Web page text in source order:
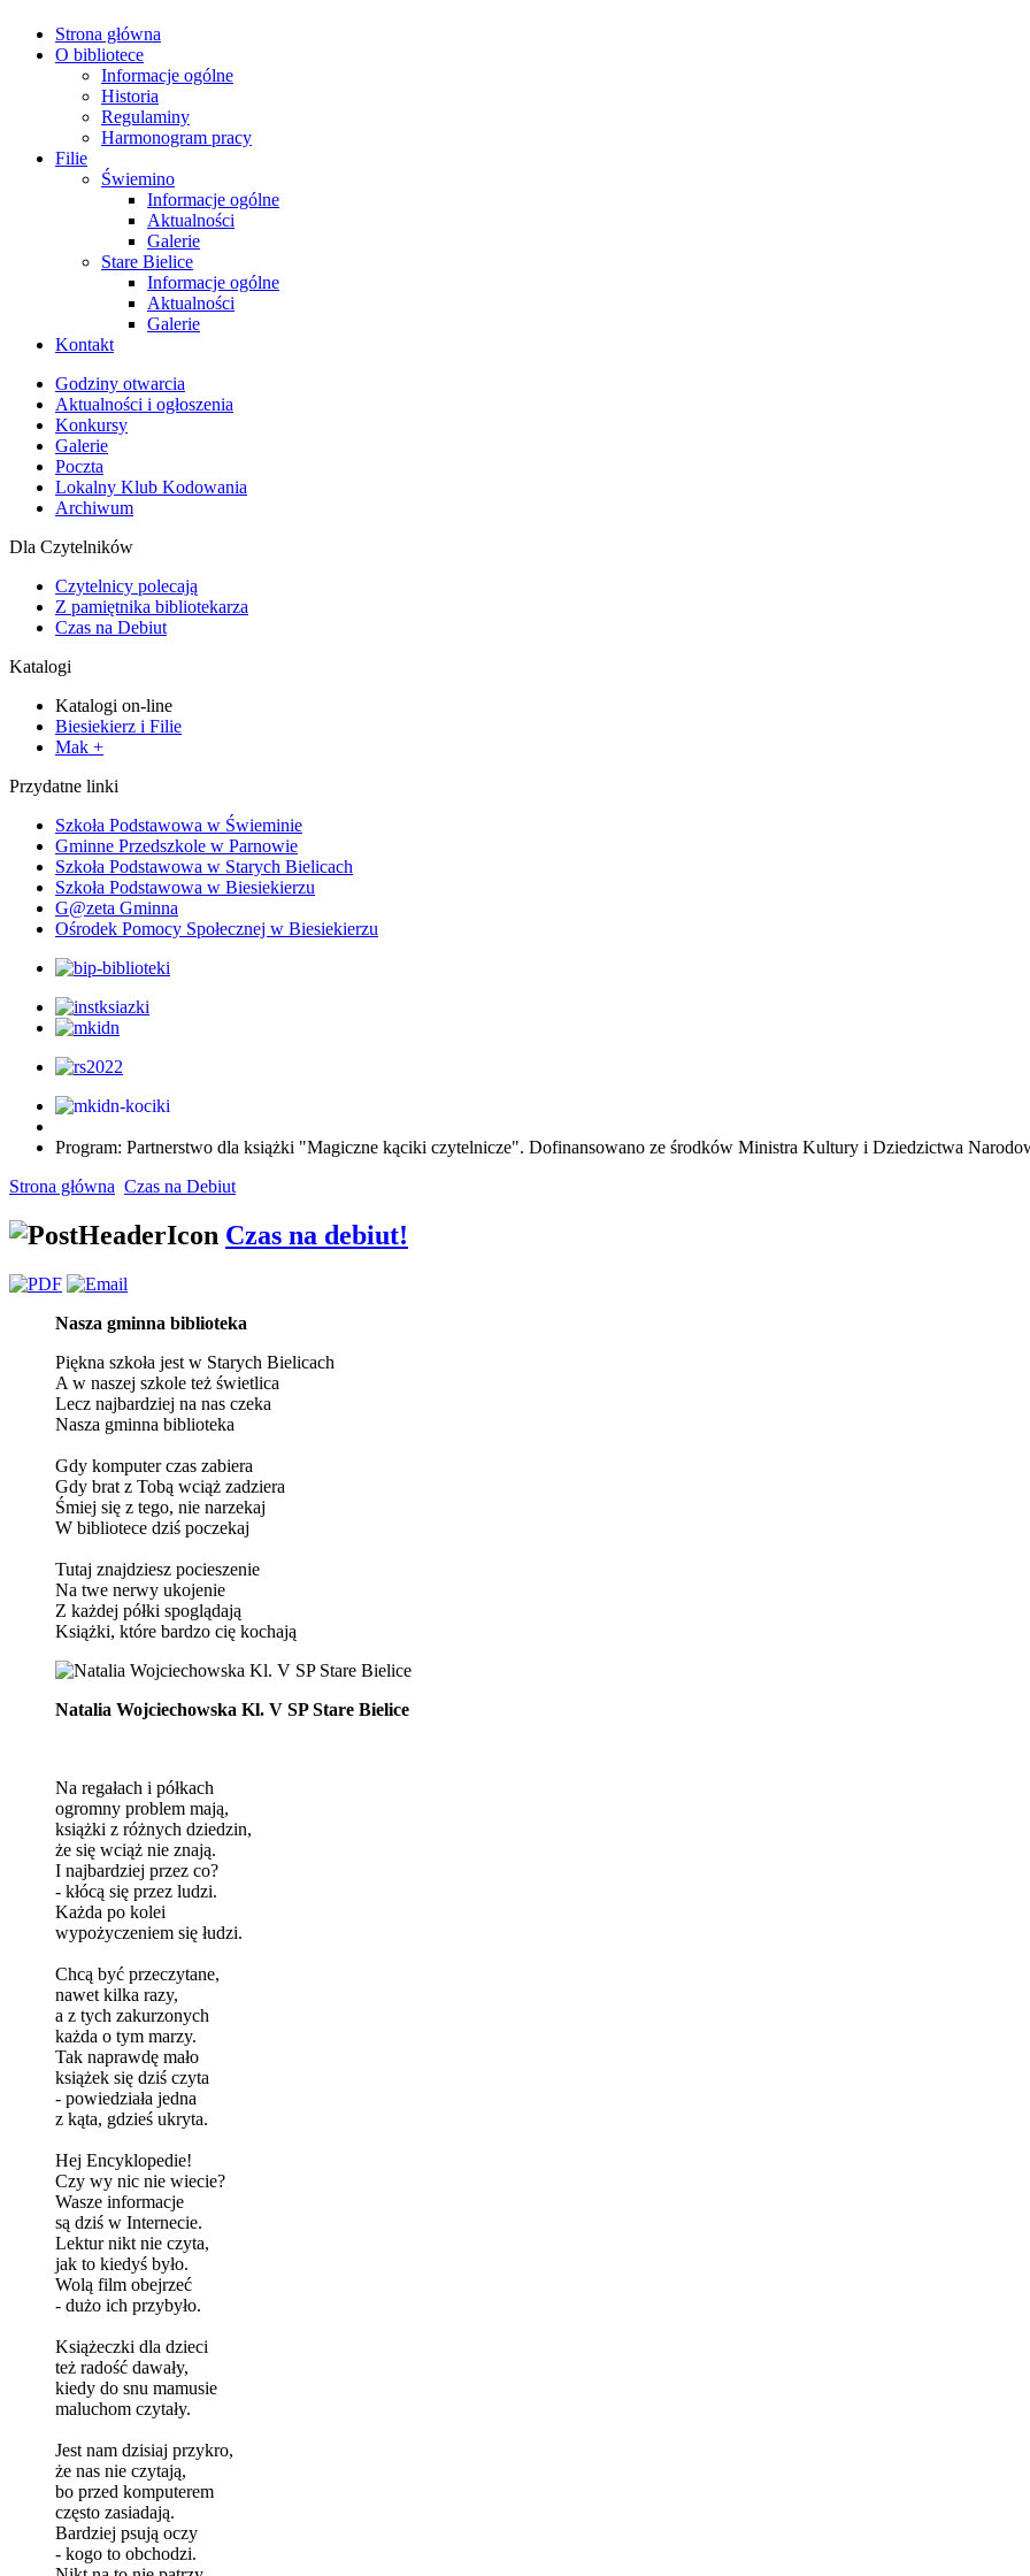
Strona główna
O bibliotece
Informacje ogólne
Historia
Regulaminy
Harmonogram pracy
Filie
Świemino
Informacje ogólne
Aktualności
Galerie
Stare Bielice
Informacje ogólne
Aktualności
Galerie
Kontakt
Godziny otwarcia
Aktualności i ogłoszenia
Konkursy
Galerie
Poczta
Lokalny Klub Kodowania
Archiwum
Dla Czytelników
Czytelnicy polecają
Z pamiętnika bibliotekarza
Czas na Debiut
Katalogi
Katalogi on-line
Biesiekierz i Filie
Mak +
Przydatne linki
Szkoła Podstawowa w Świeminie
Gminne Przedszkole w Parnowie
Szkoła Podstawowa w Starych Bielicach
Szkoła Podstawowa w Biesiekierzu
G@zeta Gminna
Ośrodek Pomocy Społecznej w Biesiekierzu
Program: Partnerstwo dla książki "Magiczne kąciki czytelnicze". Dofinansowano ze środków Ministra Kultury i Dziedzictwa
Strona główna Czas na Debiut
Czas na debiut!
Nasza gminna biblioteka
Piękna szkoła jest w Starych Bielicach
A w naszej szkole też świetlica
Lecz najbardziej na nas czeka
Nasza gminna biblioteka
Gdy komputer czas zabiera
Gdy brat z Tobą wciąż zadziera
Śmiej się z tego, nie narzekaj
W bibliotece dziś poczekaj
Tutaj znajdziesz pocieszenie
Na twe nerwy ukojenie
Z każdej półki spoglądają
Książki, które bardzo cię kochają
Natalia Wojciechowska Kl. V SP Stare Bielice
Na regałach i półkach
ogromny problem mają,
książki z różnych dziedzin,
że się wciąż nie znają.
I najbardziej przez co?
- kłócą się przez ludzi.
Każda po kolei
wypożyczeniem się łudzi.
Chcą być przeczytane,
nawet kilka razy,
a z tych zakurzonych
każda o tym marzy.
Tak naprawdę mało
książek się dziś czyta
- powiedziała jedna
z kąta, gdzieś ukryta.
Hej Encyklopedie!
Czy wy nic nie wiecie?
Wasze informacje
są dziś w Internecie.
Lektur nikt nie czyta,
jak to kiedyś było.
Wolą film obejrzeć
- dużo ich przybyło.
Książeczki dla dzieci
też radość dawały,
kiedy do snu mamusie
maluchom czytały.
Jest nam dzisiaj przykro,
że nas nie czytają,
bo przed komputerem
często zasiadają.
Bardziej psują oczy
- kogo to obchodzi.